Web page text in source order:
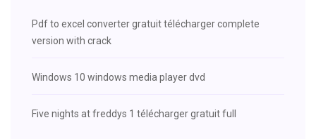
Pdf to excel converter gratuit télécharger complete
version with crack
Windows 10 windows media player dvd
Five nights at freddys 1 télécharger gratuit full